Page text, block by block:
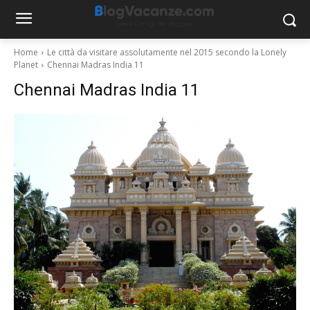
Home
Le città da visitare assolutamente nel 2015 secondo la Lonely
Planet
Chennai Madras India 11
Chennai Madras India 11